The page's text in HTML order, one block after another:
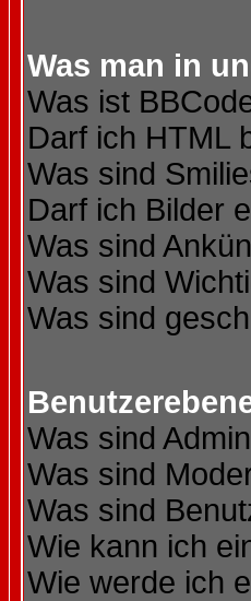
Was man in
Was ist
Darf ich HTML
Was sind
Darf ich Bilder
Was sind
Was sind
Was sind
Was sind
Was sind
Was sind
Wie kann ich
Wie werde ich